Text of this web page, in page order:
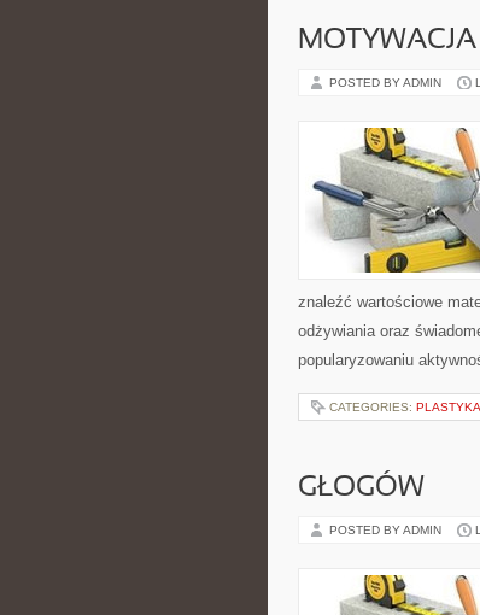
POSTED BY ADMIN
znaleźć wartościowe
odżywiania oraz
popularyzowaniu
CATEGORIES: PLASTYKA
GŁOGÓW
POSTED BY ADMIN